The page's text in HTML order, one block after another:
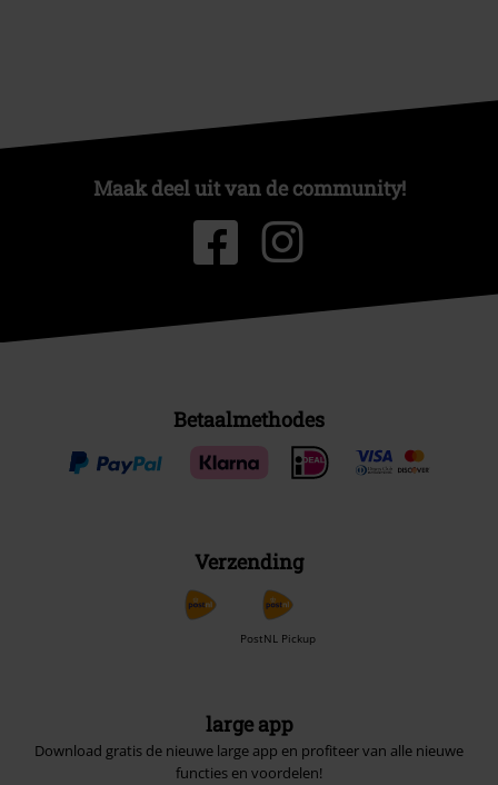
Maak deel uit van de community!
Betaalmethodes
Verzending
PostNL Pickup
large app
Download gratis de nieuwe large app en profiteer van alle nieuwe
functies en voordelen!